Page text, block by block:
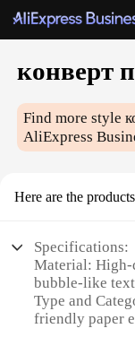
конверт
Find more style
AliExpress
Here are the
Specifications:
Material: High-
bubble-like
Type and
friendly paper